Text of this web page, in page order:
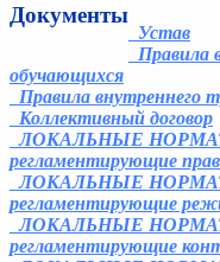
Документы
Устав
Правила
обучающихся
Правила внутреннего
Коллективный договор
ЛОКАЛЬНЫЕ
регламентирующие
ЛОКАЛЬНЫЕ
регламентирующие
ЛОКАЛЬНЫЕ
регламентирующие